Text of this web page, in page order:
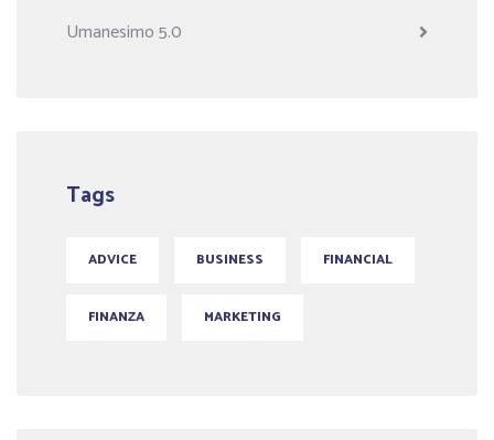
Umanesimo 5.0
Tags
ADVICE BUSINESS FINANCIAL
FINANZA MARKETING